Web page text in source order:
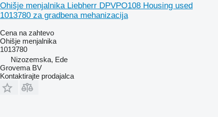
Ohišje menjalnika Liebherr DPVPO108 Housing used
1013780 za gradbena mehanizacija
Cena na zahtevo
Ohišje menjalnika
1013780
Nizozemska, Ede
Grovema BV
Kontaktirajte prodajalca